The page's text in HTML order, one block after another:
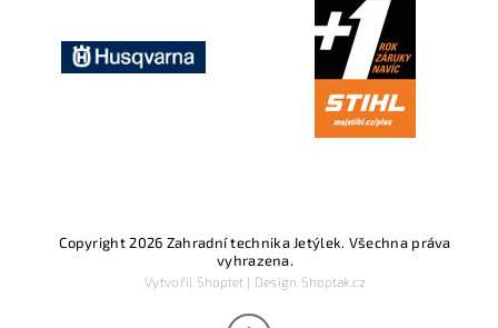
Copyright 2026 Zahradní technika Jetýlek. Všechna práva
vyhrazena.
Vytvořil Shoptet| Design Shoptak.cz